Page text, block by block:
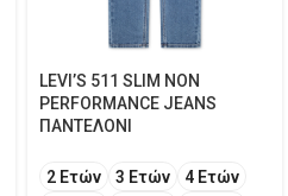
LEVI’S 511 SLIM NON
PERFORMANCE JEANS
ΠΑΝΤΕΛΟΝΙ
2 Ετών 3 Ετών
4 Ετών